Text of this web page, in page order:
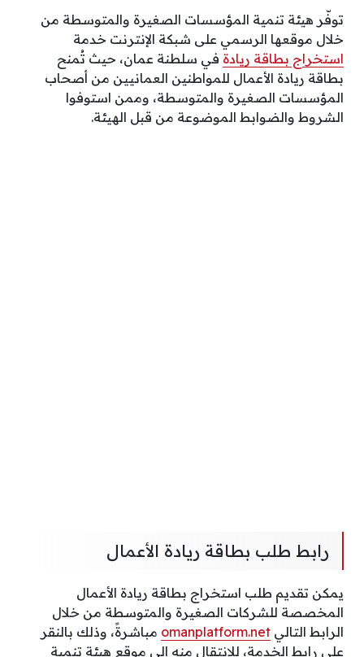
توفّر هيئة تنمية المؤسسات الصغيرة والمتوسطة من
خلال موقعها الرسمي على شبكة الإنترنت خدمة
استخراج بطاقة ريادة في سلطنة عمان، حيث تُمنح
بطاقة ريادة الأعمال للمواطنين العمانيين من أصحاب
المؤسسات الصغيرة والمتوسطة، وممن استوفوا
الشروط والضوابط الموضوعة من قبل الهيئة.
رابط طلب بطاقة ريادة الأعمال
يمكن تقديم طلب استخراج بطاقة ريادة الأعمال
المخصصة للشركات الصغيرة والمتوسطة من خلال
الرابط التالي omanplatform.net مباشرةً، وذلك بالنقر
على رابط الخدمة، للانتقال منه إلى موقع هيئة تنمية